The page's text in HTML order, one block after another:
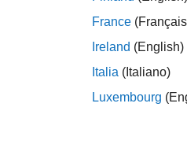
DSP System
MATLAB® Coder™
はじめに
は、展開技
France
Ireland (English)
Italia (Italiano)
Luxembourg